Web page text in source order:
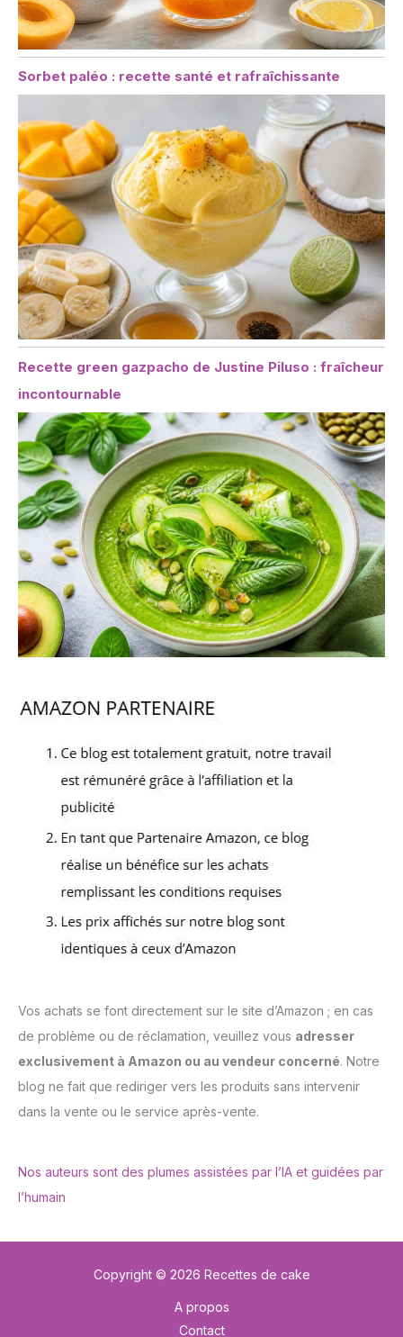
Sorbet paléo : recette santé et rafraîchissante
Recette green gazpacho de Justine Piluso : fraîcheur
incontournable
Vos achats se font directement sur le site d’Amazon ; en cas
de problème ou de réclamation, veuillez vous adresser
exclusivement à Amazon ou au vendeur concerné. Notre
blog ne fait que rediriger vers les produits sans intervenir
dans la vente ou le service après-vente.
Nos auteurs sont des plumes assistées par l’IA et guidées par
l’humain
Copyright © 2026 Recettes de cake
A propos
Contact